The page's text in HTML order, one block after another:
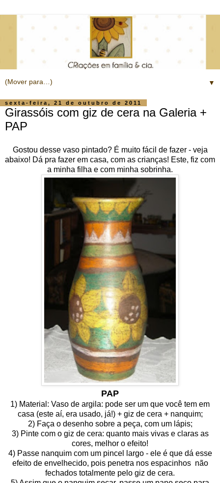
▼
sexta-feira, 21 de outubro de 2011
Girassóis com giz de cera na Galeria +
PAP
Gostou desse vaso pintado? É muito fácil de fazer - veja
abaixo! Dá pra fazer em casa, com as crianças! Este, fiz com
a minha filha e com minha sobrinha.
PAP
1) Material: Vaso de argila: pode ser um que você tem em
casa (este aí, era usado, já!) + giz de cera + nanquim;
2) Faça o desenho sobre a peça, com um lápis;
3) Pinte com o giz de cera: quanto mais vivas e claras as
cores, melhor o efeito!
4) Passe nanquim com um pincel largo - ele é que dá esse
efeito de envelhecido, pois penetra nos espacinhos não
fechados totalmente pelo giz de cera.